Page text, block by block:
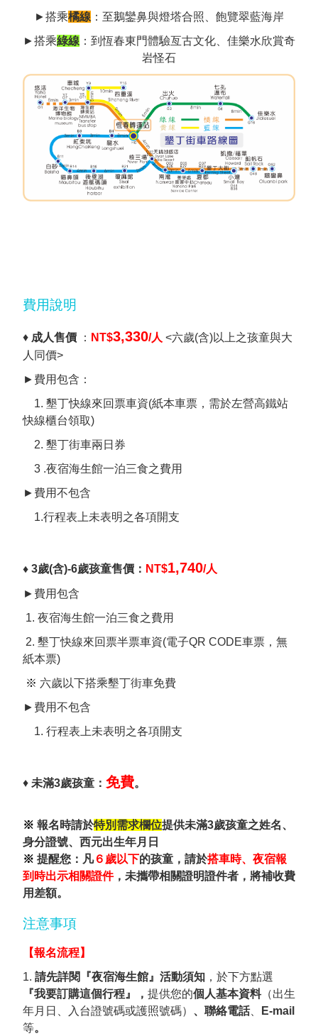
►搭乘橘線 ：至鵝鑾鼻與燈塔合照、飽覽翠藍海岸
►搭乘綠線 ：到恆春東門體驗亙古文化、佳樂水欣賞奇
岩怪石
費用說明
♦ 成人售價 ： NT$3,330/人 <六歲(含)以上之孩童與大
人同價>
►費用包含：
1. 墾丁快線來回票車資(紙本車票，需於左營高鐵站
快線櫃台領取)
2. 墾丁街車兩日券
3 .夜宿海生館一泊三食之費用
►費用不包含
1.行程表上未表明之各項開支
♦ 3歲(含)-6歲孩童售價： NT$1,740/人
►費用包含
1. 夜宿海生館一泊三食之費用
2. 墾丁快線來回票半票車資(電子QR CODE車票，無
紙本票)
※ 六歲以下搭乘墾丁街車免費
►費用不包含
1. 行程表上未表明之各項開支
♦ 未滿3歲孩童： 免費。
※ 報名時請於特別需求欄位提供未滿3歲孩童之姓名、
身分證號、西元出生年月日
※ 提醒您：凡６歲以下的孩童，請於搭車時、夜宿報
到時出示相關證件，未攜帶相關證明證件者，將補收費
用差額。
注意事項
【報名流程】
1. 請先詳閱 『夜宿海生館』活動須知 ，於下方點選
『我要訂購這個行程』， 提供您的個人基本資料（出生
年月日、入台證號碼或護照號碼） 、聯絡電話、
E-mail
等。